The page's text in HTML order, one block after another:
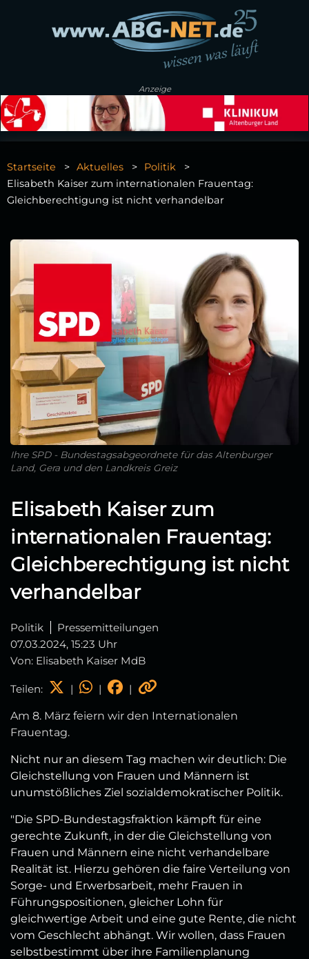
Anzeige
Startseite Aktuelles
Politik
Elisabeth Kaiser zum internationalen Frauentag:
Gleichberechtigung ist nicht verhandelbar
Ihre SPD - Bundestagsabgeordnete für das Altenburger
Land, Gera und den Landkreis Greiz
Elisabeth Kaiser zum
internationalen Frauentag:
Gleichberechtigung ist nicht
verhandelbar
Politik
Pressemitteilungen
07.03.2024, 15:23 Uhr
Von: Elisabeth Kaiser MdB
Teilen: | | |
Am 8. März feiern wir den Internationalen
Frauentag.
Nicht nur an diesem Tag machen wir deutlich: Die
Gleichstellung von Frauen und Männern ist
unumstößliches Ziel sozialdemokratischer Politik.
"Die SPD-Bundestagsfraktion kämpft für eine
gerechte Zukunft, in der die Gleichstellung von
Frauen und Männern eine nicht verhandelbare
Realität ist. Hierzu gehören die faire Verteilung von
Sorge- und Erwerbsarbeit, mehr Frauen in
Führungspositionen, gleicher Lohn für
gleichwertige Arbeit und eine gute Rente, die nicht
vom Geschlecht abhängt. Wir wollen, dass Frauen
selbstbestimmt über ihre Familienplanung